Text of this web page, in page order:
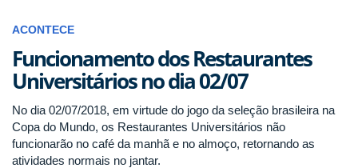
ACONTECE
Funcionamento dos Restaurantes
Universitários no dia 02/07
No dia 02/07/2018, em virtude do jogo da seleção brasileira na
Copa do Mundo, os Restaurantes Universitários não
funcionarão no café da manhã e no almoço, retornando as
atividades normais no jantar.